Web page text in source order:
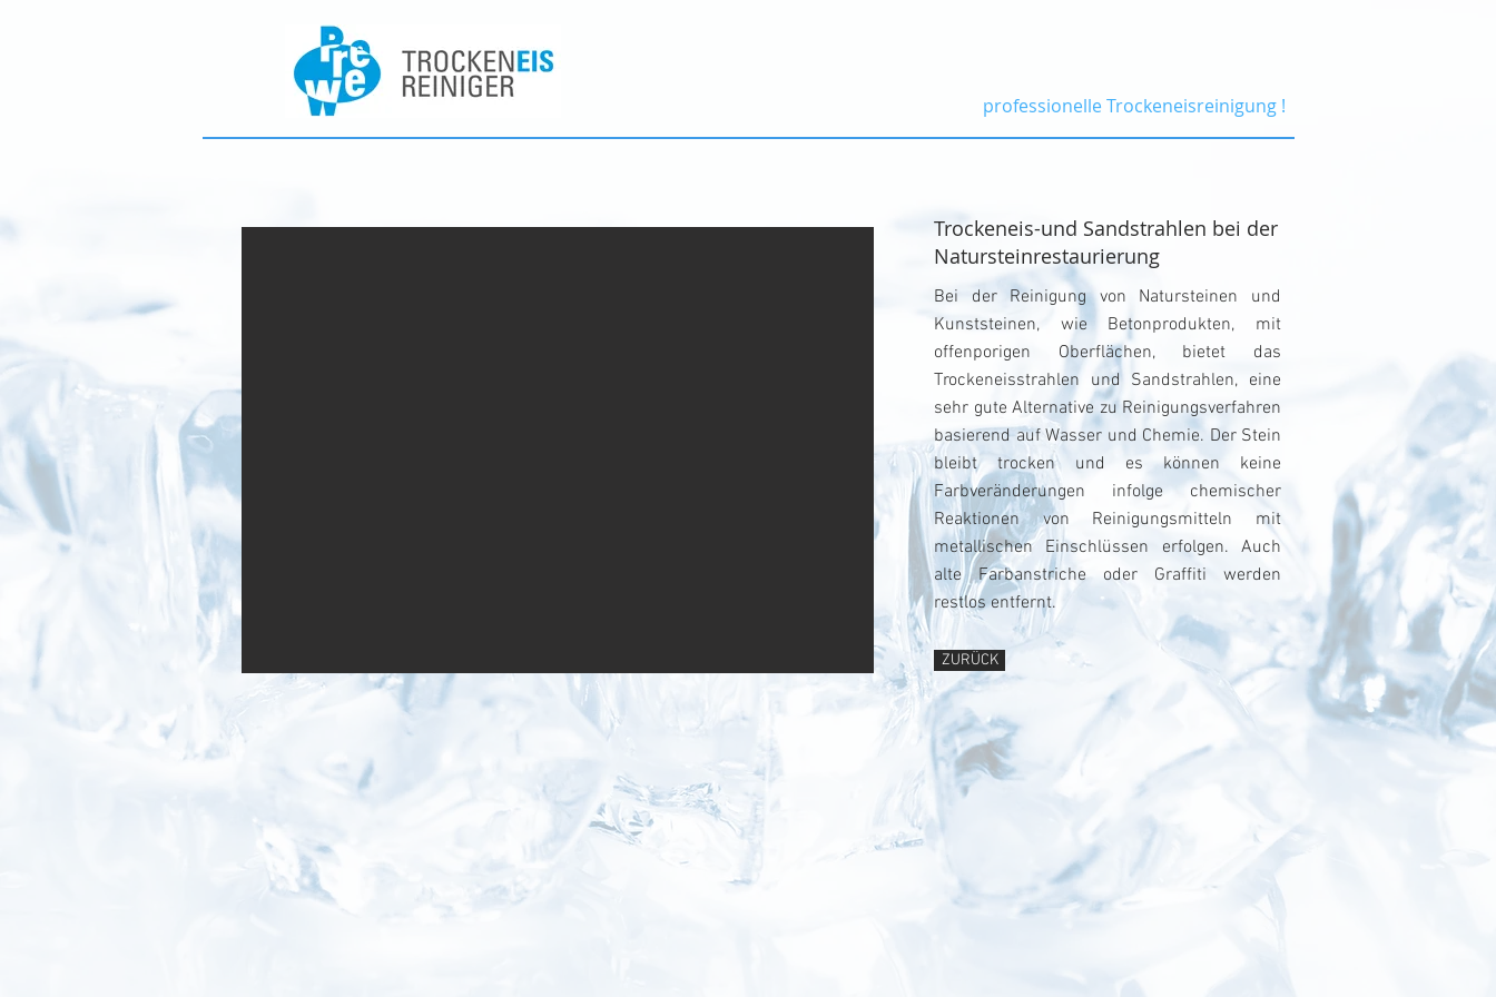
Trockeneis-und Sandstrahlen bei der
Natursteinrestaurierung
Bei der Reinigung von Natursteinen und
Kunststeinen, wie Betonprodukten, mit
offenporigen Oberflächen, bietet das
Trockeneisstrahlen und Sandstrahlen, eine
sehr gute Alternative zu Reinigungsverfahren
basierend auf Wasser und Chemie. Der Stein
bleibt trocken und es können keine
Farbveränderungen infolge chemischer
Reaktionen von Reinigungsmitteln mit
metallischen Einschlüssen erfolgen. Auch
alte Farbanstriche oder Graffiti werden
restlos entfernt.
ZURÜCK
professionelle Trockeneisreinigung !